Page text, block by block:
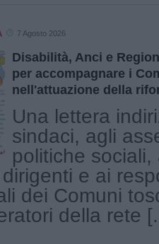
7 Agosto 2026
Disabilità, Anci e
per accompagnare i
nell'attuazione della
Una lettera
sindaci, agli
politiche sociali,
e ai
dei Comuni
della rete